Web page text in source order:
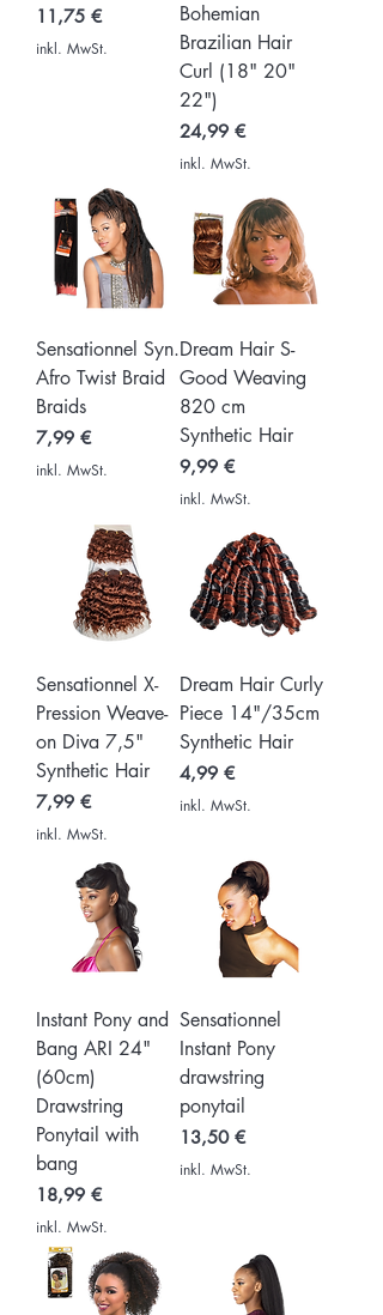
Preis
11,75 €
inkl. MwSt.
Bohemian
Brazilian Hair
Curl (18" 20"
22")
Preis
24,99 €
inkl. MwSt.
Sensationnel Syn.
Afro Twist Braid
Braids
Preis
7,99 €
inkl. MwSt.
Dream Hair S-
Good Weaving
820 cm
Synthetic Hair
Preis
9,99 €
inkl. MwSt.
Sensationnel X-
Pression Weave-
on Diva 7,5"
Synthetic Hair
Preis
7,99 €
inkl. MwSt.
Dream Hair Curly
Piece 14"/35cm
Synthetic Hair
Preis
4,99 €
inkl. MwSt.
Instant Pony and
Bang ARI 24"
(60cm)
Drawstring
Ponytail with
bang
Preis
18,99 €
inkl. MwSt.
Sensationnel
Instant Pony
drawstring
ponytail
Preis
13,50 €
inkl. MwSt.